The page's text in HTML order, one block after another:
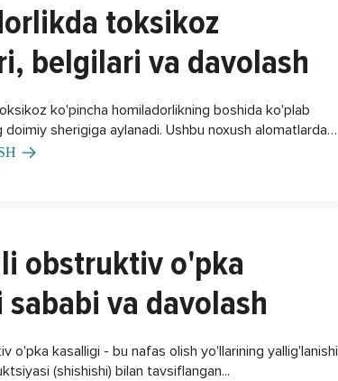
toksikoz
belgilari va davolash
ko'pincha homiladorlikning boshida ko'plab
doimiy sherigiga aylanadi. Ushbu noxush alomatlardan
bir usuli bormi?
obstruktiv o'pka
va davolash
o'pka kasalligi - bu nafas olish yo'llarining yallig'lanishi
(shishishi) bilan tavsiflangan...